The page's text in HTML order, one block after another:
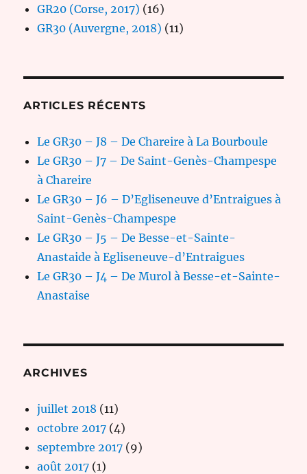
GR20 (Corse, 2017) (16)
GR30 (Auvergne, 2018) (11)
ARTICLES RÉCENTS
Le GR30 – J8 – De Chareire à La Bourboule
Le GR30 – J7 – De Saint-Genès-Champespe
à Chareire
Le GR30 – J6 – D’Egliseneuve d’Entraigues à
Saint-Genès-Champespe
Le GR30 – J5 – De Besse-et-Sainte-
Anastaide à Egliseneuve-d’Entraigues
Le GR30 – J4 – De Murol à Besse-et-Sainte-
Anastaise
ARCHIVES
juillet 2018 (11)
octobre 2017 (4)
septembre 2017 (9)
août 2017 (1)